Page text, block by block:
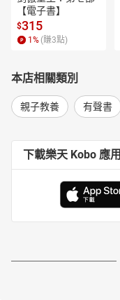
＝各界鄭重推薦＝
羊羊老師（羊羊老師の
細膩的情緒與細節後，
詩佳老師妙筆生花的文
林玫伶(清華大學客座助
以進階登堂體會古文寓
日常生活中。現在就打
林季儒（教育部閱讀推
對身為近三十年的學校
育現場親師生夢寐以求
邱靖巧（獸醫、兒童文
【電子書】
$315
1 % (賺3點)
本店相關類別
親子教養 有聲書
下載樂天 Kobo 應